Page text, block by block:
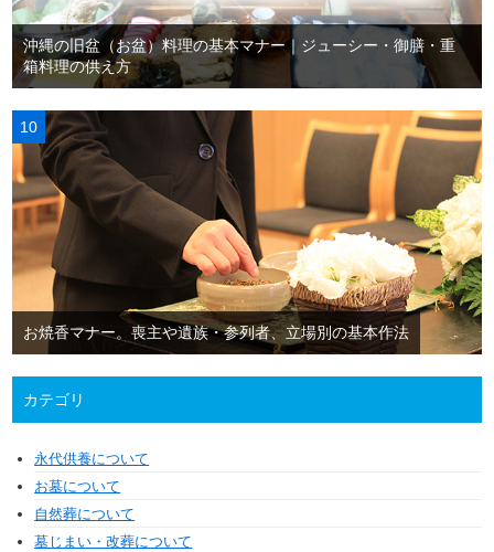
沖縄の旧盆（お盆）料理の基本マナー｜ジューシー・御膳・重
箱料理の供え方
お焼香マナー。喪主や遺族・参列者、立場別の基本作法
カテゴリ
永代供養について
お墓について
自然葬について
墓じまい・改葬について